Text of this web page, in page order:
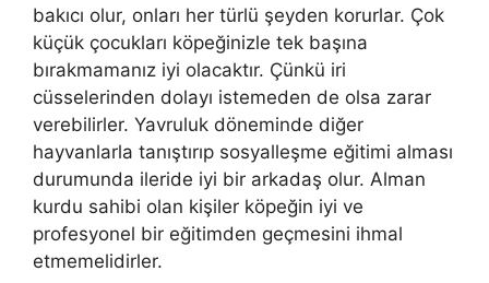
bakıcı olur, onları her türlü şeyden korurlar. Çok
küçük çocukları köpeğinizle tek başına
bırakmamanız iyi olacaktır. Çünkü iri
cüsselerinden dolayı istemeden de olsa zarar
verebilirler. Yavruluk döneminde diğer
hayvanlarla tanıştırıp sosyalleşme eğitimi alması
durumunda ileride iyi bir arkadaş olur. Alman
kurdu sahibi olan kişiler köpeğin iyi ve
profesyonel bir eğitimden geçmesini ihmal
etmemelidirler.